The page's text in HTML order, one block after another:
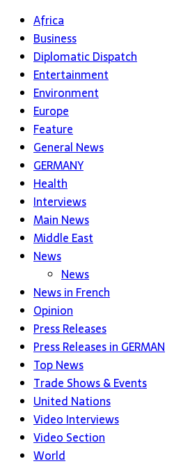
Africa
Business
Diplomatic Dispatch
Entertainment
Environment
Europe
Feature
General News
GERMANY
Health
Interviews
Main News
Middle East
News
News
News in French
Opinion
Press Releases
Press Releases in GERMAN
Top News
Trade Shows & Events
United Nations
Video Interviews
Video Section
World